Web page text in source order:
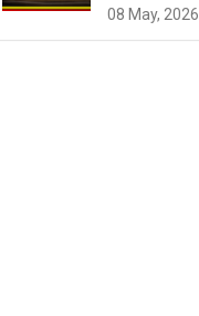
08 May, 2026